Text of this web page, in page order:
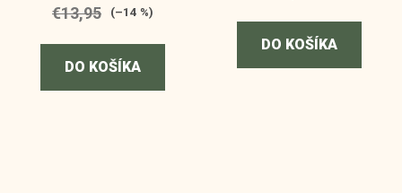
€13,95 (–14 %)
DO KOŠÍKA
DO KOŠÍKA